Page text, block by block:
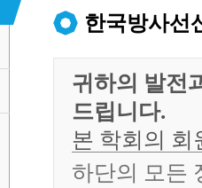
한국방사선
귀하의 발전
드립니다.
본 학회의 회
하단의 모든